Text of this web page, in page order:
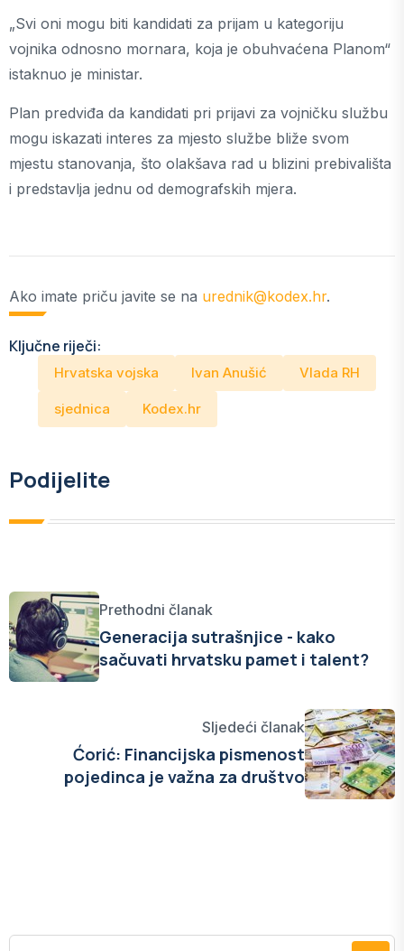
„Svi oni mogu biti kandidati za prijam u kategoriju
vojnika odnosno mornara, koja je obuhvaćena Planom“
istaknuo je ministar.
Plan predviđa da kandidati pri prijavi za vojničku službu
mogu iskazati interes za mjesto službe bliže svom
mjestu stanovanja, što olakšava rad u blizini prebivališta
i predstavlja jednu od demografskih mjera.
Ako imate priču javite se na urednik@kodex.hr.
Ključne riječi:
Hrvatska vojska Ivan Anušić Vlada RH
sjednica Kodex.hr
Podijelite
Prethodni članak
Generacija sutrašnjice - kako
sačuvati hrvatsku pamet i talent?
Sljedeći članak
Ćorić: Financijska pismenost
pojedinca je važna za društvo